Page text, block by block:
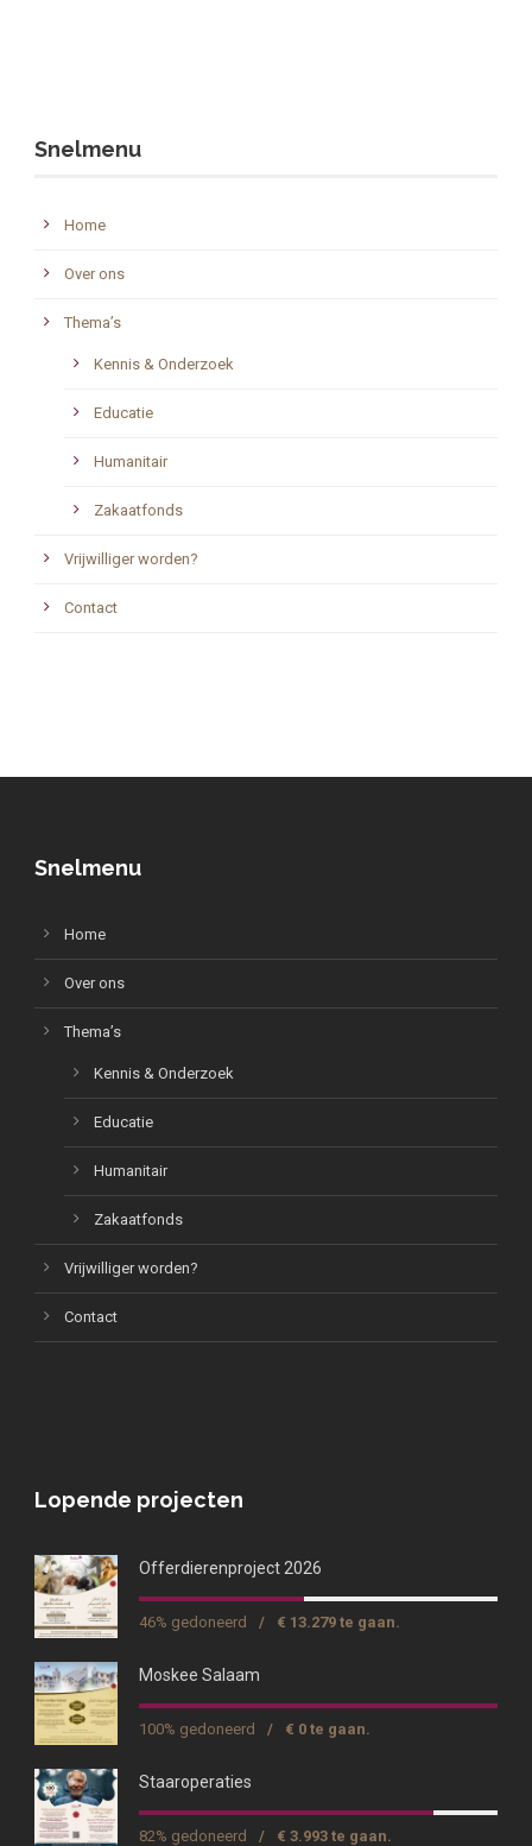
Snelmenu
Home
Over ons
Thema’s
Kennis & Onderzoek
Educatie
Humanitair
Zakaatfonds
Vrijwilliger worden?
Contact
Snelmenu
Home
Over ons
Thema’s
Kennis & Onderzoek
Educatie
Humanitair
Zakaatfonds
Vrijwilliger worden?
Contact
Lopende projecten
Offerdierenproject 2026
46% gedoneerd / € 13.279 te gaan.
Moskee Salaam
100% gedoneerd / € 0 te gaan.
Staaroperaties
82% gedoneerd / € 3.993 te gaan.